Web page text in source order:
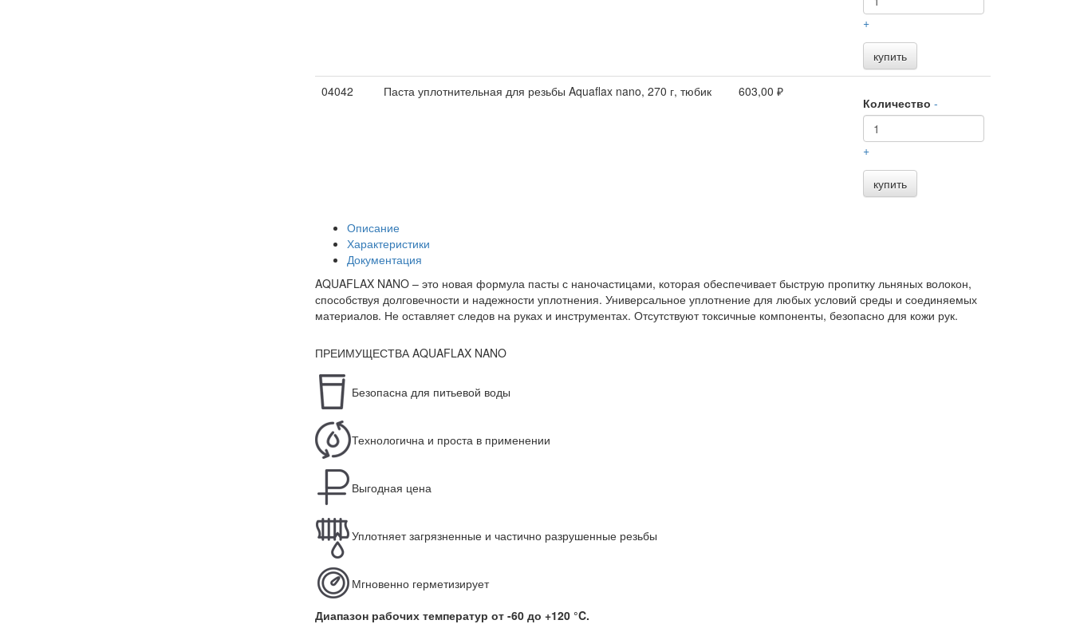
+
купить
04042 Паста уплотнительная для резьбы Aquaflax nano, 270 г, тюбик 603,00 ₽
Количество -
+
купить
Описание
Характеристики
Документация
AQUAFLAX NANO – это новая формула пасты с наночастицами, которая обеспечивает быструю пропитку льняных волокон,
способствуя долговечности и надежности уплотнения. Универсальное уплотнение для любых условий среды и соединяемых
материалов. Не оставляет следов на руках и инструментах. Отсутствуют токсичные компоненты, безопасно для кожи рук.
ПРЕИМУЩЕСТВА AQUAFLAX NANO
Безопасна для питьевой воды
Технологична и проста в применении
Выгодная цена
Уплотняет загрязненные и частично разрушенные резьбы
Мгновенно герметизирует
Диапазон рабочих температур от -60 до +120 °C.